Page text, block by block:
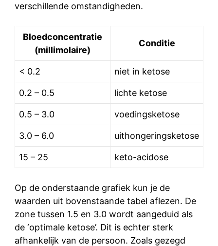
verschillende omstandigheden.
Bloedconcentratie
(millimolaire)
Conditie
< 0.2 niet in ketose
0.2 – 0.5 lichte ketose
0.5 – 3.0 voedingsketose
3.0 – 6.0 uithongeringsketose
15 – 25 keto-acidose
Op de onderstaande grafiek kun je de
waarden uit bovenstaande tabel aflezen. De
zone tussen 1.5 en 3.0 wordt aangeduid als
de ‘optimale ketose’. Dit is echter sterk
afhankelijk van de persoon. Zoals gezegd